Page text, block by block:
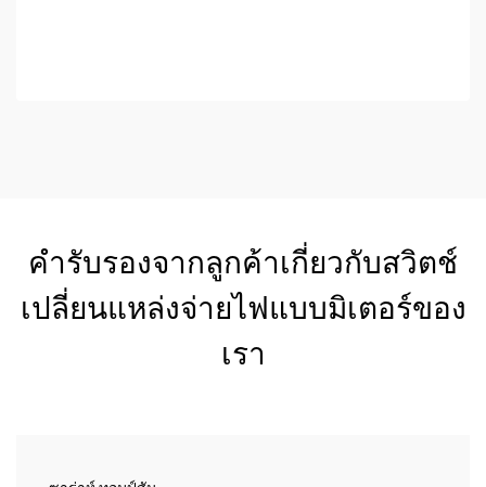
คำรับรองจากลูกค้าเกี่ยวกับสวิตช์
เปลี่ยนแหล่งจ่ายไฟแบบมิเตอร์ของ
เรา